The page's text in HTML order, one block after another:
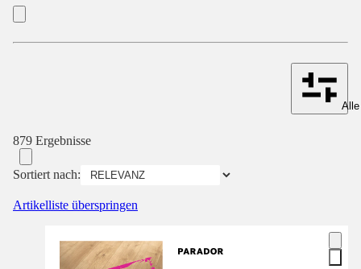
879 Ergebnisse
Sortiert nach:
Artikelliste überspringen